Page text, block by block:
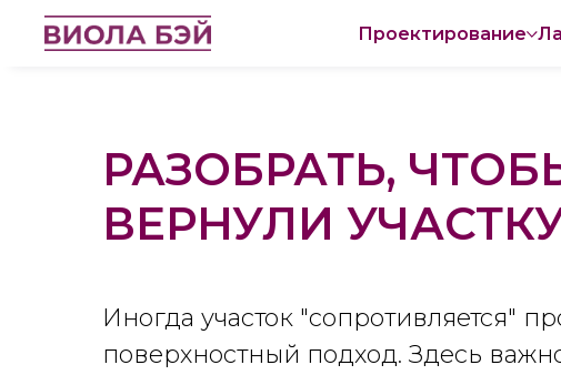
Проектирование
РАЗОБРАТЬ,
ВЕРНУЛИ
Иногда участок "сопротивляется"
поверхностный подход. Здесь